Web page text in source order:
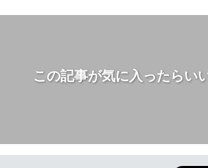
この記事が気に入ったらい